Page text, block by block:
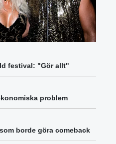
festival: "Gör allt"
problem
borde göra comeback